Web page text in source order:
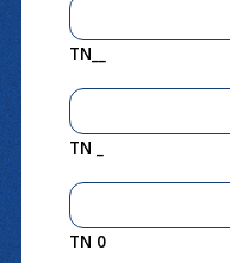
TN__
TN _
TN 0